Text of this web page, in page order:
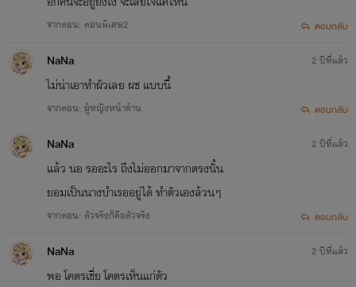
จากตอน: ตอนพิเศษ2 ตอบกลับ
NaNa
ไม่น่าเอาทำผัวเลย ผช แบบนี้
จากตอน: ผู้หญิงหน้าด้าน
2 ปีที่แล้ว
ตอบกลับ
NaNa
แล้ว นอ รออะไร ถึงไม่ออกมาจากตรงนั้น
ยอมเป็นนางบำเรออยู่ได้ ทำตัวเองล้วนๆ
จากตอน: ตัวจริงก็คือตัวจริง
2 ปีที่แล้ว
ตอบกลับ
NaNa
พอ โคตรเชี่ย โคตรเห็นแก่ตัว
2 ปีที่แล้ว